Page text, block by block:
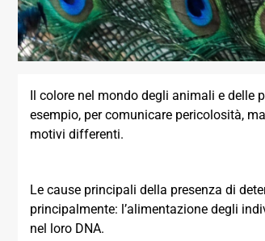
Il colore nel mondo degli animali e delle
esempio, per comunicare pericolosità,
motivi differenti.
Le cause principali della presenza di
principalmente: l’alimentazione degli
nel loro DNA.